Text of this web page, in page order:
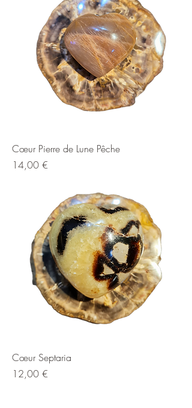
Cœur Pierre de Lune Pêche
Prix
14,00 €
Cœur Septaria
Prix
12,00 €